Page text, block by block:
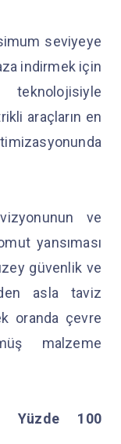
seviyeye
indirmek için
araçların en
ve
yansıması
güvenlik ve
asla taviz
oranda çevre
malzeme
Yüzde 100